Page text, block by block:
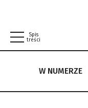
Spis
treści
W NUMERZE
W NUMERZE